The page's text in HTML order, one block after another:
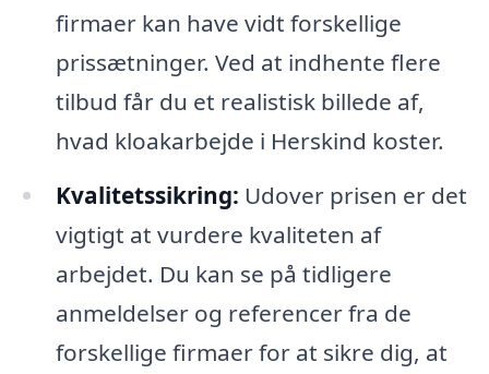
firmaer kan have vidt forskellige
prissætninger. Ved at indhente flere
tilbud får du et realistisk billede af,
hvad kloakarbejde i Herskind koster.
Kvalitetssikring: Udover prisen er det
vigtigt at vurdere kvaliteten af
arbejdet. Du kan se på tidligere
anmeldelser og referencer fra de
forskellige firmaer for at sikre dig, at